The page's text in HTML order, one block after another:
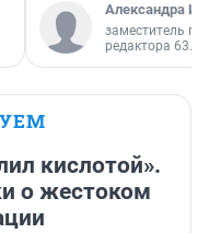
Александра
заместитель
редактора 63.RU
кислотой».
о жестоком